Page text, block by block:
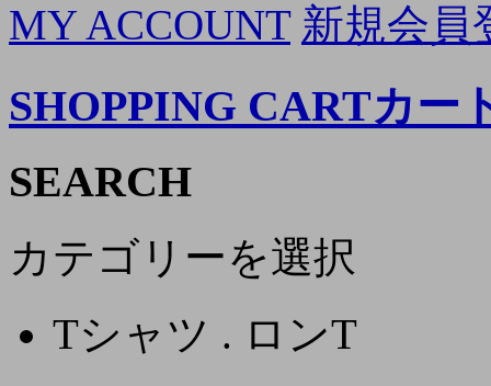
MY ACCOUNT 新規会員
SHOPPING CARTカー
SEARCH
カテゴリーを選択
Tシャツ . ロンT